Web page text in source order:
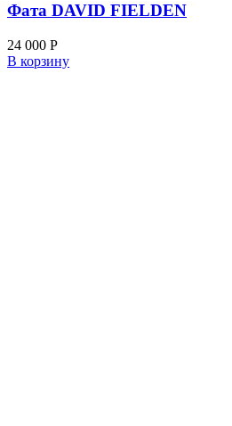
Фата DAVID FIELDEN
24 000 Р
В корзину